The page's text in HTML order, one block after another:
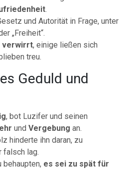
.
und Autorität in Frage, unter
„Freiheit“.
verwirrt, einige ließen sich
treu.
Geduld und
, bot Luzifer und seinen
undVergebung an.
hinderte ihn daran, zu
falsch lag.
behaupten, es sei zu spät für